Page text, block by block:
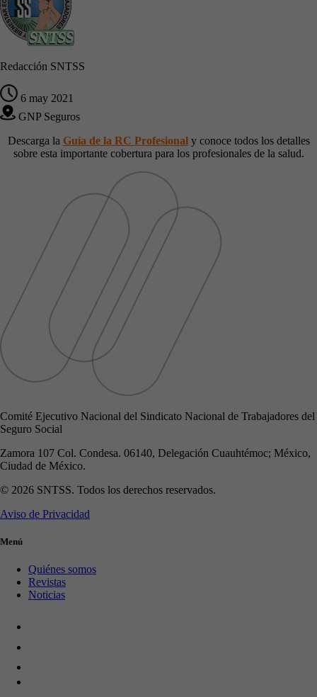
Redacción SNTSS
6 may 2021
GNP Seguros
Descarga la Guía de la RC Profesionaly conoce todos los detalles
sobre esta importante cobertura para los profesionales de la salud.
Comité Ejecutivo Nacional del Sindicato Nacional de Trabajadores del
Seguro Social
Zamora 107 Col. Condesa. 06140, Delegación Cuauhtémoc; México,
Ciudad de México.
© 2026 SNTSS. Todos los derechos reservados.
Aviso de Privacidad
Menú
Quiénes somos
Revistas
Noticias